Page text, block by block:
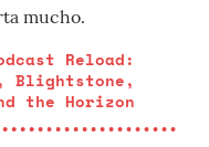
mucho.
Reload:
Blightstone,
the Horizon